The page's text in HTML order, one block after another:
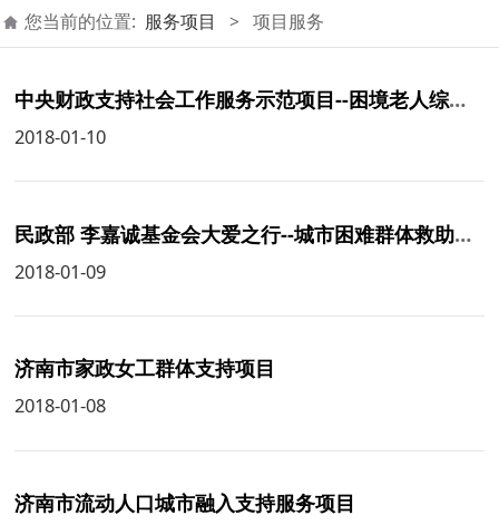
您当前的位置: 服务项目 > 项目服务
中央财政支持社会工作服务示范项目--困境老人综合养老服务
2018-01-10
民政部 李嘉诚基金会大爱之行--城市困难群体救助的社区自组织与发展基金项目
2018-01-09
济南市家政女工群体支持项目
2018-01-08
济南市流动人口城市融入支持服务项目